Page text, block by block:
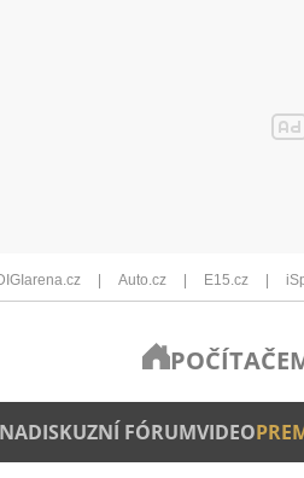
Auto.cz E15.cz
POČÍTAČE
DISKUZNÍ FÓRUMVIDEO